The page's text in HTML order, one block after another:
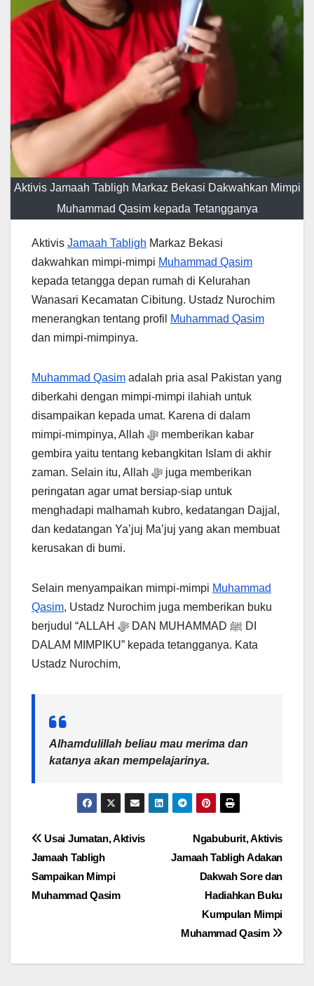
Aktivis Jamaah Tabligh Markaz Bekasi Dakwahkan Mimpi
Muhammad Qasim kepada Tetangganya
Aktivis Jamaah Tabligh Markaz Bekasi
dakwahkan mimpi-mimpi Muhammad Qasim
kepada tetangga depan rumah di Kelurahan
Wanasari Kecamatan Cibitung. Ustadz Nurochim
menerangkan tentang profil
Muhammad Qasim
dan mimpi-mimpinya.
Muhammad Qasim adalah pria asal Pakistan yang
diberkahi dengan mimpi-mimpi ilahiah untuk
disampaikan kepada umat. Karena di dalam
mimpi-mimpinya, Allah ﷻ memberikan kabar
gembira yaitu tentang kebangkitan Islam di akhir
zaman. Selain itu, Allah ﷻ juga memberikan
peringatan agar umat bersiap-siap untuk
menghadapi malhamah kubro, kedatangan Dajjal,
dan kedatangan Ya’juj Ma’juj yang akan membuat
kerusakan di bumi.
Selain menyampaikan mimpi-mimpi Muhammad
Qasim, Ustadz Nurochim juga memberikan buku
berjudul “ALLAH ﷻ DAN MUHAMMAD ﷺ DI
DALAM MIMPIKU” kepada tetangganya. Kata
Ustadz Nurochim,
Alhamdulillah beliau mau merima dan
katanya akan mempelajarinya.
Post
navigation
Ngabuburit, Aktivis
Jamaah Tabligh Adakan
Dakwah Sore dan
Hadiahkan Buku
Kumpulan Mimpi
Muhammad Qasim
Usai Jumatan, Aktivis
Jamaah Tabligh
Sampaikan Mimpi
Muhammad Qasim